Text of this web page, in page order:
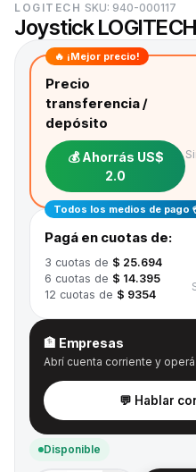
LOGITECH SKU: 940-000117
Joystick
🔥 ¡Mejor precio!
Precio
transferencia /
depósito
💰 Ahorrás US$
2.0
Todos los medios de pago
Pagá en cuotas de:
3 cuotas de $ 25.694
6 cuotas de $ 14.395
12 cuotas de $ 9354
🏦 Empresas
Abrí cuenta corriente y
💬 Hablar
Disponible